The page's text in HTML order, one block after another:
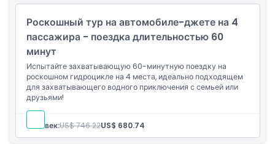
Роскошный тур на автомобиле-джете на 4
пассажира - поездка длительностью 60
минут
Испытайте захватывающую 60-минутную поездку на
роскошном гидроцикле на 4 места, идеально подходящем
для захватывающего водного приключения с семьей или
друзьями!
Человек:US$ 746.22US$ 680.74